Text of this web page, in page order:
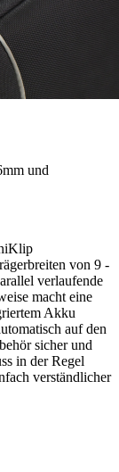
und
von 9 -
verlaufende
macht eine
Akku
auf den
sicher und
in der Regel
verständlicher